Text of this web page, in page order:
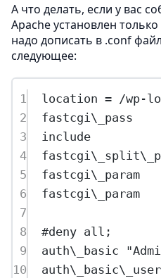
А что делать, если у вас
Apache установлен
надо дописать в .conf
следующее:
1
location = /wp-
2
fastcgi\_pass
3
include
4
5
fastcgi\_param
6
fastcgi\_param
7
8
#deny all;
9
auth\_basic
10